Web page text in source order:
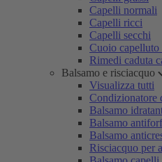
Capelli normali
Capelli ricci
Capelli secchi
Cuoio capelluto
Rimedi caduta
Balsamo e risciacquo
Visualizza tutti
Condizionatore
Balsamo
Balsamo
Balsamo
Risciacquo per